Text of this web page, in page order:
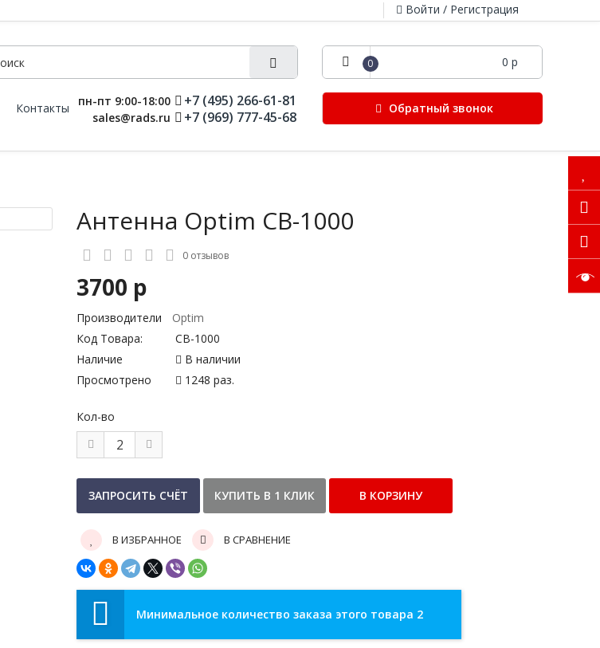
Войти / Регистрация
0 0 р
Контакты
пн-пт 9:00-18:00
sales@rads.ru
+7 (495) 266-61-81
+7 (969) 777-45-68
Обратный звонок
Антенна Optim CB-1000
0 отзывов
3700 р
Производители
Optim
Код Товара:
CB-1000
Наличие
В наличии
Просмотрено
1248 раз.
Кол-во
В ИЗБРАННОЕ В СРАВНЕНИЕ
Минимальное количество заказа этого товара 2